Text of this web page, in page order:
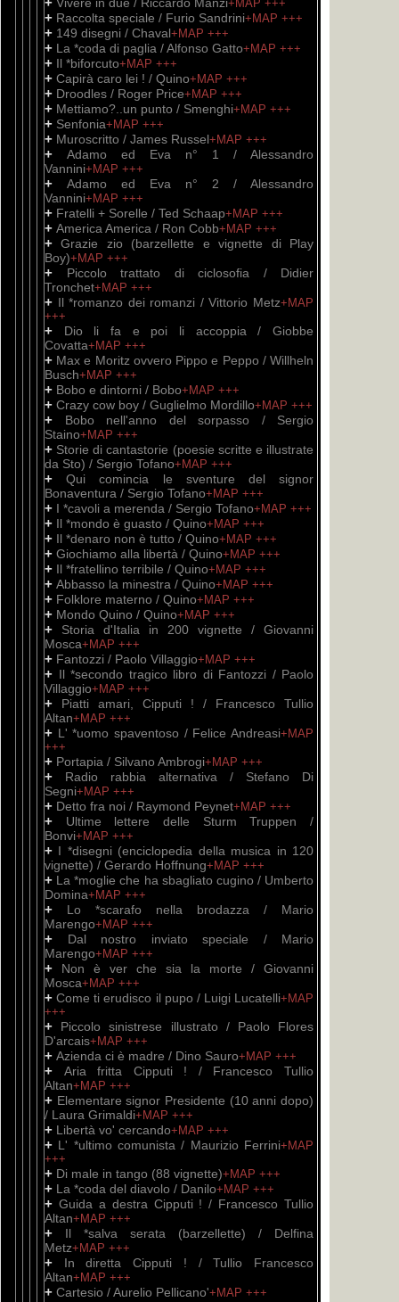
+MAP +++
+ Raccolta speciale / Furio Sandrini+MAP +++
+ 149 disegni / Chaval+MAP +++
+ La *coda di paglia / Alfonso Gatto+MAP +++
+ Il *biforcuto+MAP +++
+ Capirà caro lei ! / Quino+MAP +++
+ Droodles / Roger Price+MAP +++
+ Mettiamo?..un punto / Smenghi+MAP +++
+ Senfonia+MAP +++
+ Muroscritto / James Russel+MAP +++
+ Adamo ed Eva n° 1 / Alessandro
Vannini+MAP +++
+ Adamo ed Eva n° 2 / Alessandro
Vannini+MAP +++
+ Fratelli + Sorelle / Ted Schaap+MAP +++
+ America America / Ron Cobb+MAP +++
+Grazie zio (barzellette e vignette di Play
Boy)+MAP +++
+
Piccolo trattato di ciclosofia / Didier
Tronchet+MAP +++
+ Il *romanzo dei romanzi / Vittorio Metz+MAP
+++
+
Dio li fa e poi li accoppia / Giobbe
Covatta+MAP +++
+ Max e Moritz ovvero Pippo e Peppo / Willheln
Busch+MAP +++
+ Bobo e dintorni / Bobo+MAP +++
+ Crazy cow boy / Guglielmo Mordillo+MAP +++
+
Bobo nell'anno del sorpasso / Sergio
Staino+MAP +++
+ Storie di cantastorie (poesie scritte e illustrate
da Sto) / Sergio Tofano+MAP +++
+Qui comincia le sventure del signor
Bonaventura / Sergio Tofano+MAP +++
+ I *cavoli a merenda / Sergio Tofano+MAP +++
+ Il *mondo è guasto / Quino+MAP +++
+ Il *denaro non è tutto / Quino+MAP +++
+ Giochiamo alla libertà / Quino+MAP +++
+ Il *fratellino terribile / Quino+MAP +++
+ Abbasso la minestra / Quino+MAP +++
+ Folklore materno / Quino+MAP +++
+ Mondo Quino / Quino+MAP +++
+ Storia d'Italia in 200 vignette / Giovanni
Mosca+MAP +++
+ Fantozzi / Paolo Villaggio+MAP +++
+ Il *secondo tragico libro di Fantozzi / Paolo
Villaggio+MAP +++
+ Piatti amari, Cipputi ! / Francesco Tullio
Altan+MAP +++
+ L' *uomo spaventoso / Felice Andreasi+MAP
+++
+ Portapia / Silvano Ambrogi+MAP +++
+ Radio rabbia alternativa / Stefano Di
Segni+MAP +++
+ Detto fra noi / Raymond Peynet+MAP +++
+
Ultime lettere delle Sturm Truppen /
Bonvi+MAP +++
+ I *disegni (enciclopedia della musica in 120
vignette) / Gerardo Hoffnung+MAP +++
+ La *moglie che ha sbagliato cugino / Umberto
Domina+MAP +++
+ Lo *scarafo nella brodazza / Mario
Marengo+MAP +++
+
Dal nostro inviato speciale / Mario
Marengo+MAP +++
+ Non è ver che sia la morte / Giovanni
Mosca+MAP +++
+Come ti erudisco il pupo / Luigi Lucatelli+MAP
+++
+ Piccolo sinistrese illustrato / Paolo Flores
D'arcais+MAP +++
+ Azienda ci è madre / Dino Sauro+MAP +++
+ Aria fritta Cipputi ! / Francesco Tullio
Altan+MAP +++
+ Elementare signor Presidente (10 anni dopo)
/ Laura Grimaldi+MAP +++
+ Libertà vo' cercando+MAP +++
+ L' *ultimo comunista / Maurizio Ferrini+MAP
+++
+ Di male in tango (88 vignette)+MAP +++
+ La *coda del diavolo / Danilo+MAP +++
+ Guida a destra Cipputi ! / Francesco Tullio
Altan+MAP +++
+ Il *salva serata (barzellette) / Delfina
Metz+MAP +++
+
In diretta Cipputi ! / Tullio Francesco
Altan+MAP +++
+ Cartesio / Aurelio Pellicano'+MAP +++